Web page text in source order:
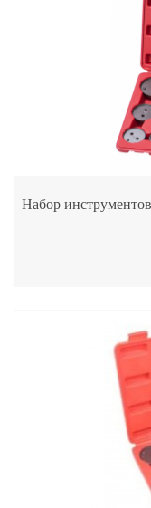
Набор